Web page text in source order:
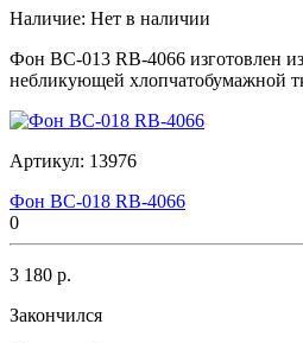
Наличие: Нет в наличии
Фон BC-013 RB-4066 изготовлен
небликующей хлопчатобумажной
Артикул: 13976
Фон BC-018 RB-4066
0
3 180 р.
Закончился